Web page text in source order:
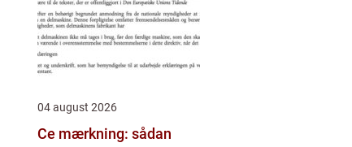
04 august 2026
Ce mærkning: sådan